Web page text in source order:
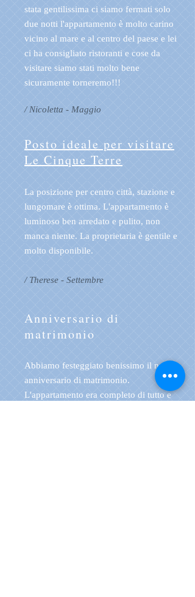
stata gentilissima ci siamo fermati solo
due notti l'appartamento è molto carino
vicino al mare e al centro del paese e lei
ci ha consigliato ristoranti e cose da
visitare siamo stati molto bene
sicuramente torneremo!!!
/ Nicoletta - Maggio
Posto ideale per visitare
Le Cinque Terre
La posizione per centro città, stazione e
lungomare è ottima. L'appartamento è
luminoso ben arredato e pulito, non
manca niente. La proprietaria è gentile e
molto disponibile.
/ Therese - Settembre
Anniversario di
matrimonio
Abbiamo festeggiato benissimo il nostro
anniversario di matrimonio.
L'appartamento era completo di tutto e